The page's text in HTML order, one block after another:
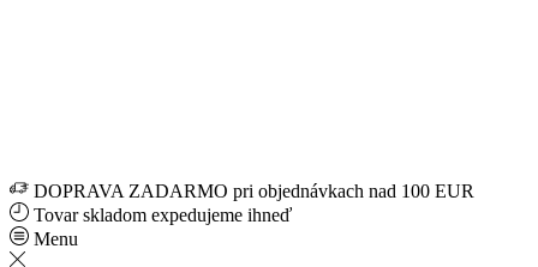
DOPRAVA ZADARMO pri objednávkach nad 100 EUR
Tovar skladom expedujeme ihneď
Menu